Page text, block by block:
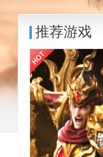
推荐游戏